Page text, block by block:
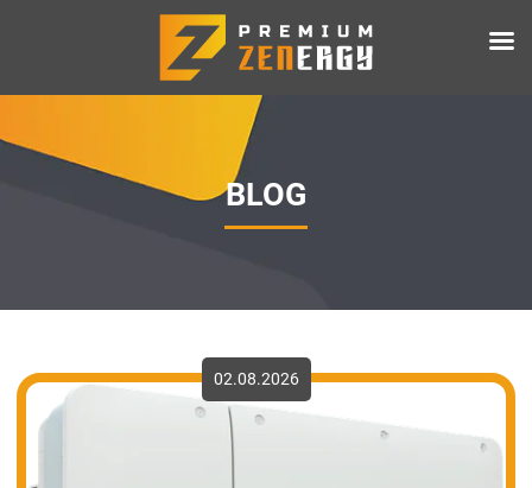
BLOG
02.08.2026